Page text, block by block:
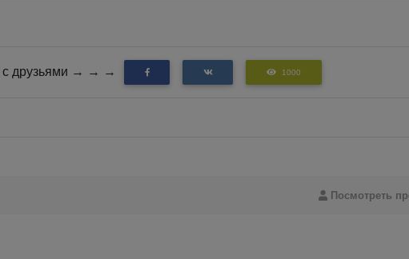
с друзьями → → → 1000
Посмотреть